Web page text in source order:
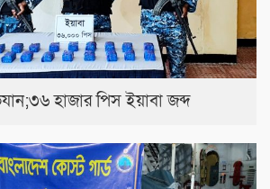
হাজার পিস ইয়াবা জব্দ